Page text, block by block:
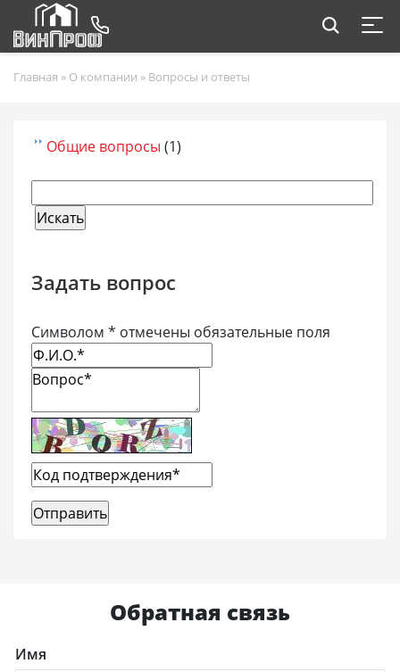
Главная » О компании » Вопросы и ответы
Общие вопросы (1)
Задать вопрос
Символом * отмечены обязательные поля
Обратная связь
Имя